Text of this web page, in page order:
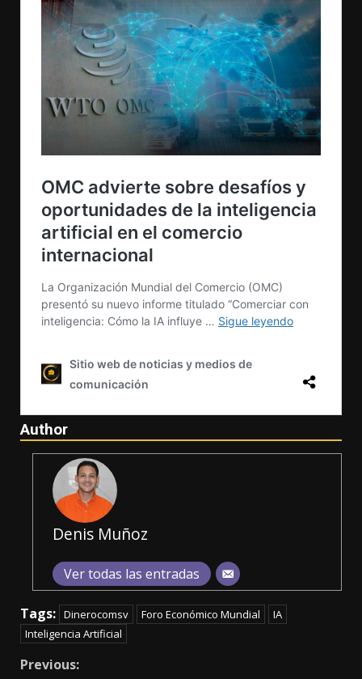
Author
Denis Muñoz
Ver todas las entradas
Tags: Dinerocomsv Foro Económico Mundial
IA
Inteligencia Artificial
Continue
Previous: